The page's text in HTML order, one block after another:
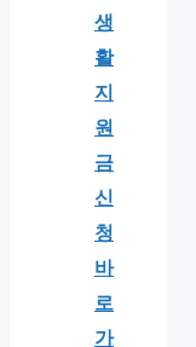
생
활
지
원
금
신
청
바
로
가